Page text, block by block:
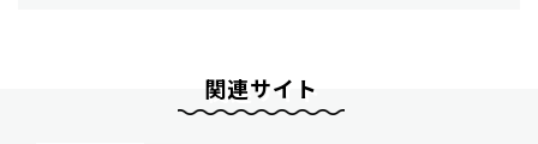
関連サイト